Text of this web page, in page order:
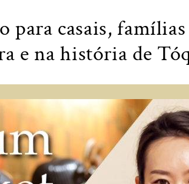
para casais,
e na história de